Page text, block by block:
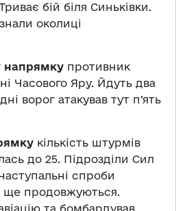
бій біля Синьківки.
околиці
напрямку противник
Часового Яру. Йдуть два
ворог атакував тут п’ять
кількість штурмів
до 25. Підрозділи Сил
спроби
ще продовжуються.
та бомбардував